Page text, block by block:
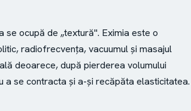
se ocupă de „textură". Eximia este o
radiofrecvența, vacuumul și masajul
deoarece, după pierderea volumului
a se contracta și a-și recăpăta elasticitatea.